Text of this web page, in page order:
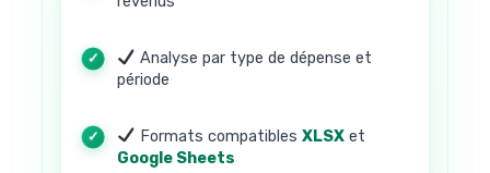
Analyse par type de dépense et
période
Formats compatibles XLSXet
Google Sheets